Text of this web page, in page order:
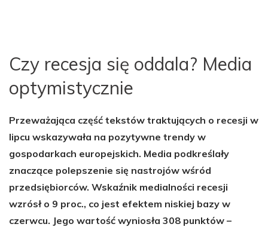
Czy recesja się oddala? Media
optymistycznie
Przeważająca część tekstów traktujących o recesji w
lipcu wskazywała na pozytywne trendy w
gospodarkach europejskich. Media podkreślały
znaczące polepszenie się nastrojów wśród
przedsiębiorców. Wskaźnik medialności recesji
wzrósł o 9 proc., co jest efektem niskiej bazy w
czerwcu. Jego wartość wyniosła 308 punktów –